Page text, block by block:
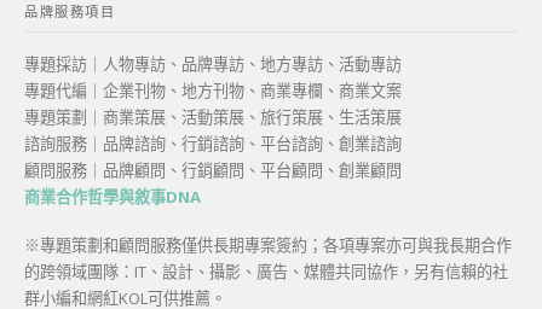
品牌服務項目
專題採訪｜人物專訪、品牌專訪、地方專訪、活動專訪
專題代編｜企業刊物、地方刊物、商業專欄、商業文案
專題策劃｜商業策展、活動策展、旅行策展、生活策展
諮詢服務｜品牌諮詢、行銷諮詢、平台諮詢、創業諮詢
顧問服務｜品牌顧問、行銷顧問、平台顧問、創業顧問
商業合作哲學與敘事DNA
※專題策劃和顧問服務僅供長期專案簽約；各項專案亦可與我長期合作
的跨領域團隊：IT、設計、攝影、廣告、媒體共同協作，另有信賴的社
群小編和網紅KOL可供推薦。